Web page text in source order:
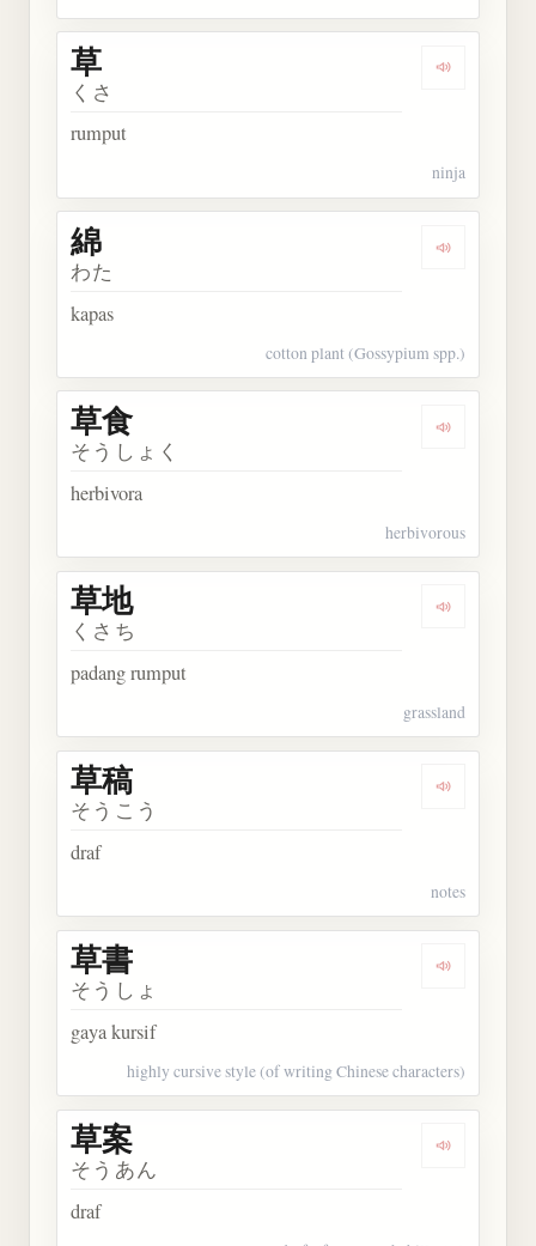
Dengarkan
草
くさ
rumput
ninja
Dengarkan
綿
わた
kapas
cotton plant (Gossypium spp.)
Dengarkan
草食
そうしょく
herbivora
herbivorous
Dengarkan
草地
くさち
padang rumput
grassland
Dengarkan
草稿
そうこう
draf
notes
Dengarkan
草書
そうしょ
gaya kursif
highly cursive style (of writing Chinese characters)
Dengarkan
草案
そうあん
draf